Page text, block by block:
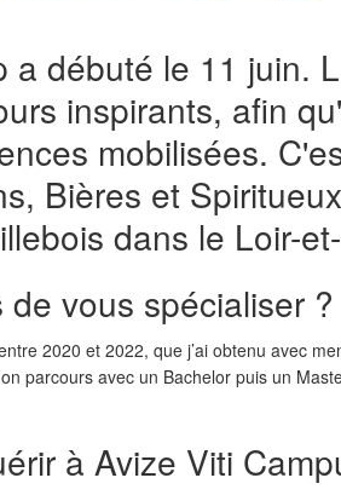
débuté le 11 juin.
inspirants, afin
mobilisées.
Bières et
dans le Loir-
vous spécialiser ?
2020 et 2022, que j’ai obtenu avec
parcours avec un Bachelor puis un
à Avize Viti